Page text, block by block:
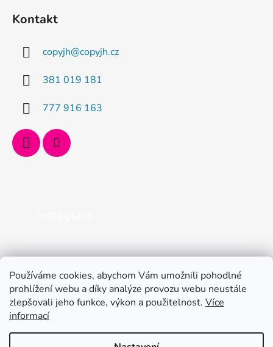
Používáme cookies, abychom Vám umožnili pohodlné
prohlížení webu a díky analýze provozu webu neustále
zlepšovali jeho funkce, výkon a použitelnost. Více
informací
Kontakt
copyjh@copyjh.cz
381 019 181
777 916 163